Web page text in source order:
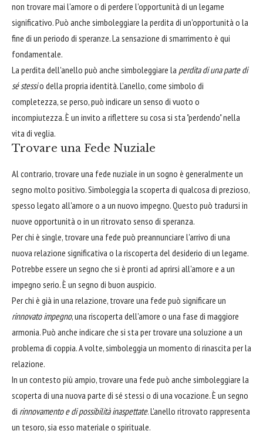
non trovare mai l'amore o di perdere l'opportunità di un legame
significativo. Può anche simboleggiare la perdita di un'opportunità o la
fine di un periodo di speranze. La sensazione di smarrimento è qui
fondamentale.
La perdita dell'anello può anche simboleggiare la perdita di una parte di
sé stessio della propria identità. L'anello, come simbolo di
completezza, se perso, può indicare un senso di vuoto o
incompiutezza. È un invito a riflettere su cosa si sta "perdendo" nella
vita di veglia.
Trovare una Fede Nuziale
Al contrario, trovare una fede nuziale in un sogno è generalmente un
segno molto positivo. Simboleggia la scoperta di qualcosa di prezioso,
spesso legato all'amore o a un nuovo impegno. Questo può tradursi in
nuove opportunità o in un ritrovato senso di speranza.
Per chi è single, trovare una fede può preannunciare l'arrivo di una
nuova relazione significativa o la riscoperta del desiderio di un legame.
Potrebbe essere un segno che si è pronti ad aprirsi all'amore e a un
impegno serio. È un segno di buon auspicio.
Per chi è già in una relazione, trovare una fede può significare un
rinnovato impegno, una riscoperta dell'amore o una fase di maggiore
armonia. Può anche indicare che si sta per trovare una soluzione a un
problema di coppia. A volte, simboleggia un momento di rinascita per la
relazione.
In un contesto più ampio, trovare una fede può anche simboleggiare la
scoperta di una nuova parte di sé stessi o di una vocazione. È un segno
di rinnovamento e di possibilità inaspettate. L'anello ritrovato rappresenta
un tesoro, sia esso materiale o spirituale.